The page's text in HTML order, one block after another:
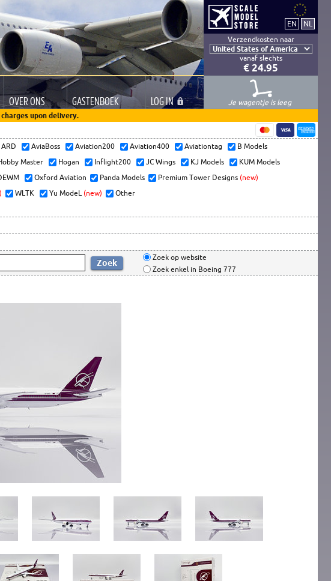
Verzendkosten naar
vanaf slechts
€ 24.95
OVER ONS GASTENBOEK LOGIN
Je wagentje is leeg
upon delivery.
ARD AviaBoss Aviation200 Aviation400 Aviationtag
B Models
Master Hogan Inflight200 JC Wings KJ Models
KUM Models
Oxford Aviation Panda Models Premium Tower Designs (new)
WLTK Yu ModeL (new) Other
Zoek op website
Zoek enkel in Boeing 777